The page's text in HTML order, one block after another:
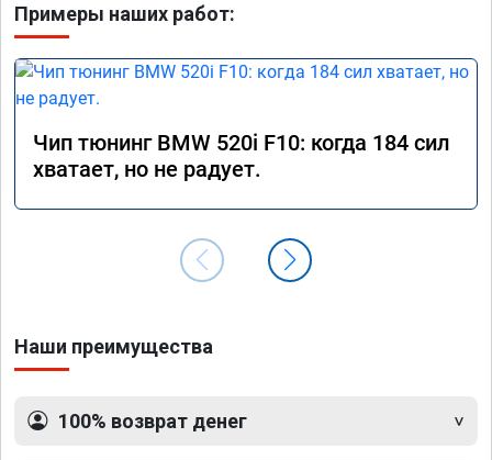
Примеры наших работ:
Чип тюнинг BMW 520i F10: когда 184 сил
хватает, но не радует.
Наши преимущества
100% возврат денег